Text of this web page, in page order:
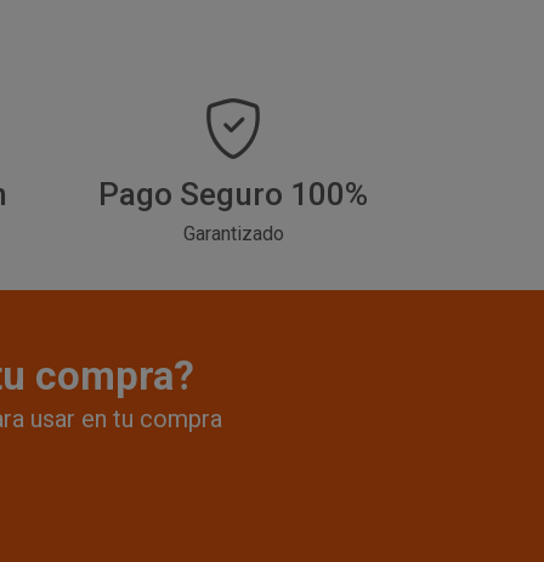
Pago Seguro 100%
Garantizado
compra?
usar en tu compra